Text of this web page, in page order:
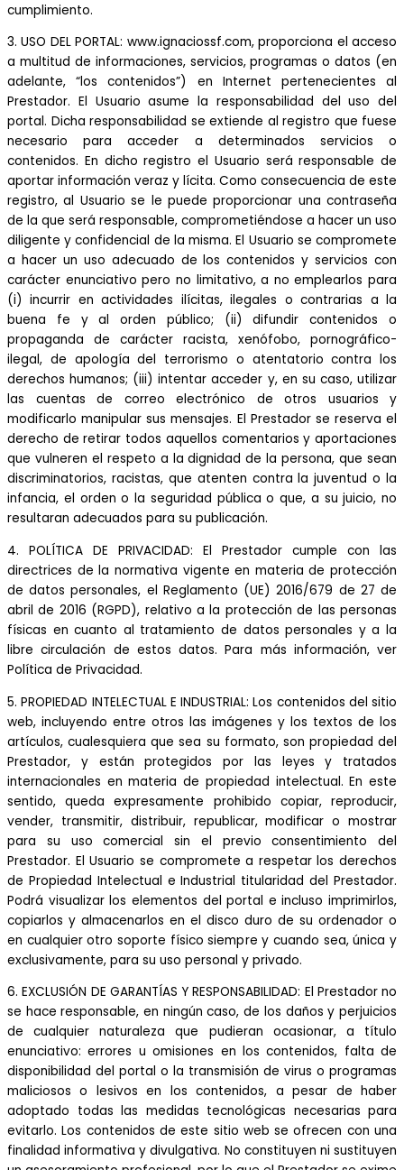
cumplimiento.
3. USO DEL PORTAL: www.ignaciossf.com, proporciona el acceso
a multitud de informaciones, servicios, programas o datos (en
adelante, “los contenidos”) en Internet pertenecientes al
Prestador. El Usuario asume la responsabilidad del uso del
portal. Dicha responsabilidad se extiende al registro que fuese
necesario para acceder a determinados servicios o
contenidos. En dicho registro el Usuario será responsable de
aportar información veraz y lícita. Como consecuencia de este
registro, al Usuario se le puede proporcionar una contraseña
de la que será responsable, comprometiéndose a hacer un uso
diligente y confidencial de la misma. El Usuario se compromete
a hacer un uso adecuado de los contenidos y servicios con
carácter enunciativo pero no limitativo, a no emplearlos para
(i) incurrir en actividades ilícitas, ilegales o contrarias a la
buena fe y al orden público; (ii) difundir contenidos o
propaganda de carácter racista, xenófobo, pornográfico-
ilegal, de apología del terrorismo o atentatorio contra los
derechos humanos; (iii) intentar acceder y, en su caso, utilizar
las cuentas de correo electrónico de otros usuarios y
modificarlo manipular sus mensajes. El Prestador se reserva el
derecho de retirar todos aquellos comentarios y aportaciones
que vulneren el respeto a la dignidad de la persona, que sean
discriminatorios, racistas, que atenten contra la juventud o la
infancia, el orden o la seguridad pública o que, a su juicio, no
resultaran adecuados para su publicación.
4. POLÍTICA DE PRIVACIDAD: El Prestador cumple con las
directrices de la normativa vigente en materia de protección
de datos personales, el Reglamento (UE) 2016/679 de 27 de
abril de 2016 (RGPD), relativo a la protección de las personas
físicas en cuanto al tratamiento de datos personales y a la
libre circulación de estos datos. Para más información, ver
Política de Privacidad.
5. PROPIEDAD INTELECTUAL E INDUSTRIAL: Los contenidos del sitio
web, incluyendo entre otros las imágenes y los textos de los
artículos, cualesquiera que sea su formato, son propiedad del
Prestador, y están protegidos por las leyes y tratados
internacionales en materia de propiedad intelectual. En este
sentido, queda expresamente prohibido copiar, reproducir,
vender, transmitir, distribuir, republicar, modificar o mostrar
para su uso comercial sin el previo consentimiento del
Prestador. El Usuario se compromete a respetar los derechos
de Propiedad Intelectual e Industrial titularidad del Prestador.
Podrá visualizar los elementos del portal e incluso imprimirlos,
copiarlos y almacenarlos en el disco duro de su ordenador o
en cualquier otro soporte físico siempre y cuando sea, única y
exclusivamente, para su uso personal y privado.
6. EXCLUSIÓN DE GARANTÍAS Y RESPONSABILIDAD: El Prestador no
se hace responsable, en ningún caso, de los daños y perjuicios
de cualquier naturaleza que pudieran ocasionar, a título
enunciativo: errores u omisiones en los contenidos, falta de
disponibilidad del portal o la transmisión de virus o programas
maliciosos o lesivos en los contenidos, a pesar de haber
adoptado todas las medidas tecnológicas necesarias para
evitarlo. Los contenidos de este sitio web se ofrecen con una
finalidad informativa y divulgativa. No constituyen ni sustituyen